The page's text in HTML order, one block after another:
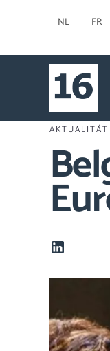
NL FR
AKTUALITÄT